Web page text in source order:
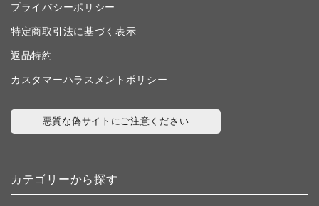
プライバシーポリシー
特定商取引法に基づく表示
返品特約
カスタマーハラスメントポリシー
悪質な偽サイトにご注意ください
カテゴリーから探す